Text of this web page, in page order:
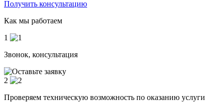
Получить консультацию
Как мы работаем
1
Звонок, консультация
2
Проверяем техническую возможность по оказанию услуги